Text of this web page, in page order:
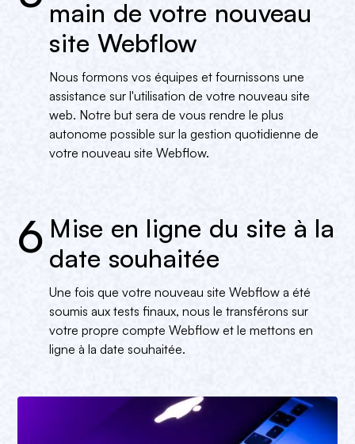
main de votre nouveau
site Webflow
Nous formons vos équipes et fournissons une
assistance sur l'utilisation de votre nouveau site
web. Notre but sera de vous rendre le plus
autonome possible sur la gestion quotidienne de
votre nouveau site Webflow.
6 Mise en ligne du site à la
date souhaitée
Une fois que votre nouveau site Webflow a été
soumis aux tests finaux, nous le transférons sur
votre propre compte Webflow et le mettons en
ligne à la date souhaitée.